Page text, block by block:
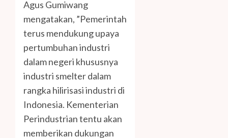
Agus Gumiwang
mengatakan, ”Pemerintah
terus mendukung upaya
pertumbuhan industri
dalam negeri khususnya
industri smelter dalam
rangka hilirisasi industri di
Indonesia. Kementerian
Perindustrian tentu akan
memberikan dukungan